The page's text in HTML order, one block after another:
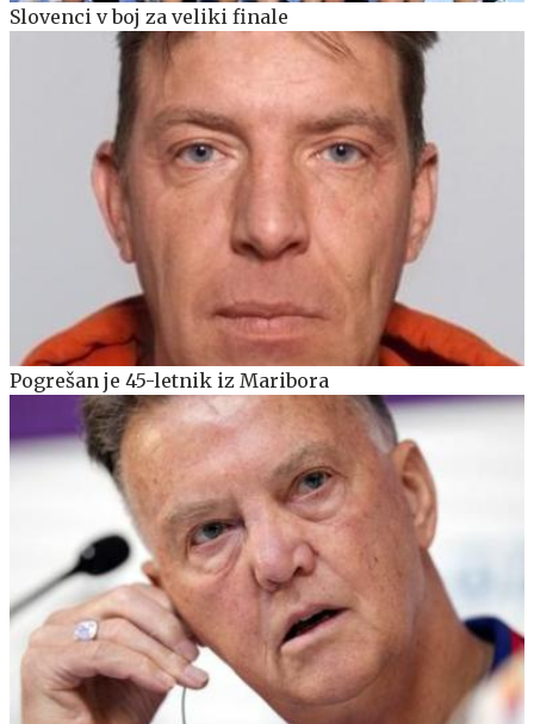
Slovenci v boj za veliki finale
Pogrešan je 45-letnik iz Maribora